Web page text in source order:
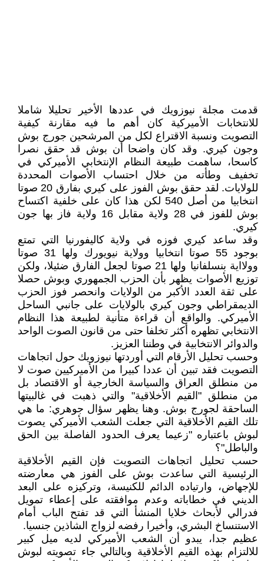
قدمت مجلة نيوزويك في عددها الأخير تحليلا شاملا
للانتخابات الأميركية كان أهم ما فيه مقارنة كيفية
التصويت ونسبة الاقتراع لكل من المرشحين جورج بوش
وجون كيري. وقد كان واضحا أن بوش قد حقق نصرا
كاسحا، ساهمت طبيعة النظام الإنتخابي الأميركي في
تخفيف وطأته من خلال احتساب الأصوات المحددة
للولايات. لقد حقق بوش الفوز على كيري بفارق 20 صوتا
انتخابيا من أصل 540 لكن هذا كان على خلفية اكتساح
بوش للفوز في 28 ولاية مقابل 16 ولاية فاز بها جون
كيري.
وقد ساعد كيري فوزه في ولاية كاليفورنيا التي تمتع
بوجود 55 صوتا انتخابيا وولاية نيويورك ولها 31 صوتا
وولااية بنسلفانيا ولها 21 صوتا لجعل الفارق ضئيلا، ولكن
توزيع الأصوات يظهر بأن الحزب الجمهوري وبوش حصلا
على ثقة العدد الأكبر من الولايات وانحصر فوز الحزب
الديمقراطي وجون كيري بالولايات على جانبي الساحل
الأميركي. والواقع أن قراءة متأنية لطبيعة هذا النظام
الانتخابي تظهره أكثر تخلفا حتى من قانون الصوت الواحد
والدوائر الانتخابية في وطننا العزيز.
وحسب تحليل الأرقام التي أوردتها نيوزويك حول اتجاهات
التصويت فقد تبين أن عددا كبيرا من الأميركيين صوت لا
من منطلق العراق والسياسة الخارجية أو الاقتصاد بل
من منطلق "القيم الأخلاقية" والتي ذهبت في غالبيتها
الساحقة لجورج بوش. وهنا يظهر سؤال جوهري: ما هي
تلك القيم الأخلاقية التي جعلت الشعب الأميركي يصوت
لبوش باعتباره "زعيما يعرف الحدود الفاصلة بين الحق
والباطل"؟
حسب تحليل اتجاهات التصويت فإن القيم الأخلاقية
الرئيسية التي ساعدت بوش على الفوز هي معارضته
للإجهاض، وارتياده الدائم للكنيسة، وتركيزه على البعد
الديني في خطاباته وعدم موافقته على إعطاء تمويل
فدرالي لأبحاث خلايا المنشأ التي قد تفتح الباب أمام
الاستنساخ البشري، وأخيرا رفضه لزواج الشاذين جنسيا.
عظيم جدا، يبدو أن الشعب الأميركي لديه ميل كبير
للالتزام بهذه القيم الأخلاقية وبالتالي جاء تصويته لبوش